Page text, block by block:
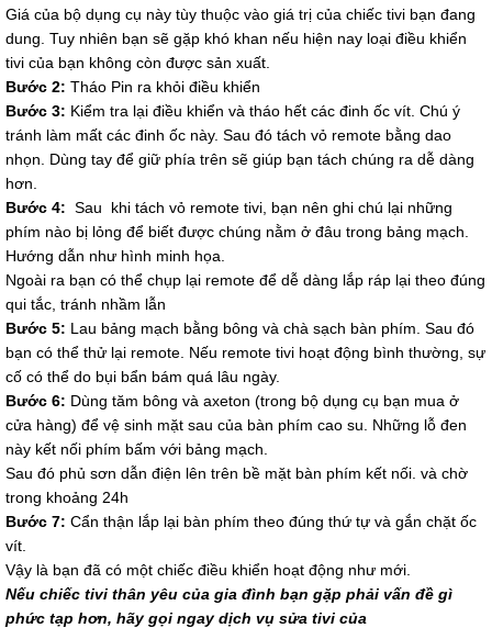
Giá của bộ dụng cụ này tùy thuộc vào giá trị của chiếc tivi bạn đang
dung. Tuy nhiên bạn sẽ gặp khó khan nếu hiện nay loại điều khiển
tivi của bạn không còn được sản xuất.
Bước 2: Tháo Pin ra khỏi điều khiển
Bước 3: Kiểm tra lại điều khiển và tháo hết các đinh ốc vít. Chú ý
tránh làm mất các đinh ốc này. Sau đó tách vỏ remote bằng dao
nhọn. Dùng tay để giữ phía trên sẽ giúp bạn tách chúng ra dễ dàng
hơn.
Bước 4: Sau khi tách vỏ remote tivi, bạn nên ghi chú lại những
phím nào bị lỏng để biết được chúng nằm ở đâu trong bảng mạch.
Hướng dẫn như hình minh họa.
Ngoài ra bạn có thể chụp lại remote để dễ dàng lắp ráp lại theo đúng
qui tắc, tránh nhầm lẫn
Bước 5: Lau bảng mạch bằng bông và chà sạch bàn phím. Sau đó
bạn có thể thử lại remote. Nếu remote tivi hoạt động bình thường, sự
cố có thể do bụi bẩn bám quá lâu ngày.
Bước 6: Dùng tăm bông và axeton (trong bộ dụng cụ bạn mua ở
cửa hàng) để vệ sinh mặt sau của bàn phím cao su. Những lỗ đen
này kết nối phím bấm với bảng mạch.
Sau đó phủ sơn dẫn điện lên trên bề mặt bàn phím kết nối. và chờ
trong khoảng 24h
Bước 7: Cẩn thận lắp lại bàn phím theo đúng thứ tự và gắn chặt ốc
vít.
Vậy là bạn đã có một chiếc điều khiển hoạt động như mới.
Nếu chiếc tivi thân yêu của gia đình bạn gặp phải vấn đề gì
phức tạp hơn, hãy gọi ngay dịch vụ sửa tivi của